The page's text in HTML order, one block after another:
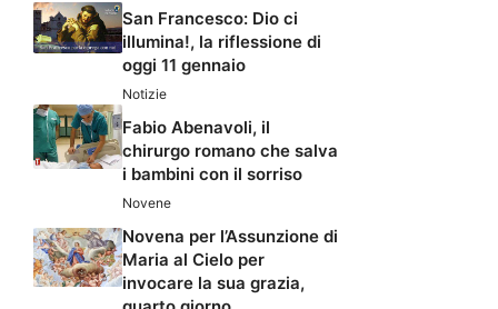
San Francesco: Dio ci
illumina!, la riflessione di
oggi 11 gennaio
Notizie
Fabio Abenavoli, il
chirurgo romano che salva
i bambini con il sorriso
Novene
Novena per l’Assunzione di
Maria al Cielo per
invocare la sua grazia,